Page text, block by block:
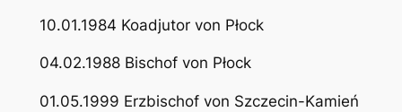
10.01.1984 Koadjutor von Płock
04.02.1988 Bischof von Płock
01.05.1999 Erzbischof von Szczecin-Kamień